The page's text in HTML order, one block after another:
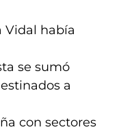
Vidal había
se sumó
a
con sectores